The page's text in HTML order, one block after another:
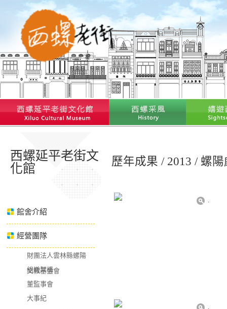
西螺延平老街文
化館
館舍介紹
經營團隊
財團法人雲林縣螺陽
文教基金會
組織架構
董監事會
大事紀
歷年成果 / 2013 / 螺
.
.